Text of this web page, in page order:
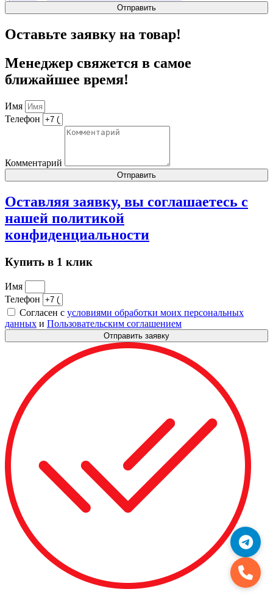
Отправить
Оставьте заявку на товар!
Менеджер свяжется в самое
ближайшее время!
Имя
Телефон
Комментарий
Отправить
Оставляя заявку, вы соглашаетесь с
нашей политикой
конфиденциальности
Купить в 1 клик
Имя
Телефон
Согласен с условиями обработки моих персональных
данных и Пользовательским соглашением
Отправить заявку